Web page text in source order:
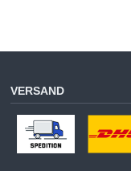
VERSAND